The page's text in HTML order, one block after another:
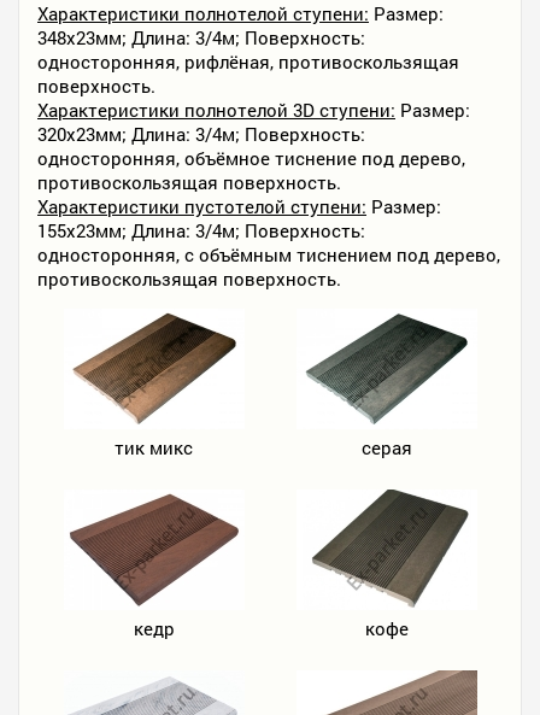
Характеристики полнотелой ступени: Размер:
348х23мм; Длина: 3/4м; Поверхность:
односторонняя, рифлёная, противоскользящая
поверхность.
Характеристики полнотелой 3D ступени: Размер:
320х23мм; Длина: 3/4м; Поверхность:
односторонняя, объёмное тиснение под дерево,
противоскользящая поверхность.
Характеристики пустотелой ступени: Размер:
155х23мм; Длина: 3/4м; Поверхность:
односторонняя, с объёмным тиснением под дерево,
противоскользящая поверхность.
тик микс cерая
кедр кофе